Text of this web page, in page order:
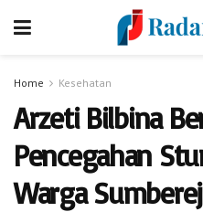
Home Kesehatan
Arzeti Bilbina
Pencegahan
Warga